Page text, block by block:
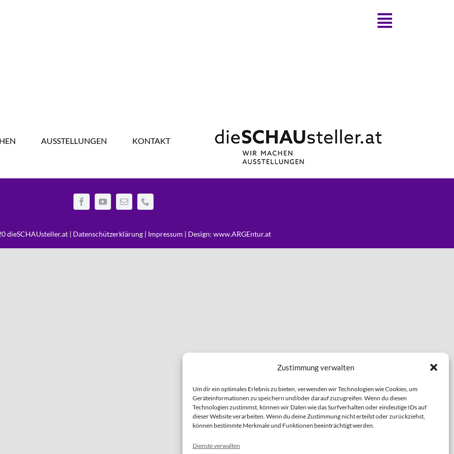
Zustimmung verwalten
Um dir ein optimales Erlebnis zu bieten, verwenden wir Technologien wie Cookies, um
Geräteinformationen zu speichern und/oder darauf zuzugreifen. Wenn du diesen
Technologien zustimmst, können wir Daten wie das Surfverhalten oder eindeutige IDs auf
dieser Website verarbeiten. Wenn du deine Zustimmung nicht erteilst oder zurückziehst,
können bestimmte Merkmale und Funktionen beeinträchtigt werden.
Dienste verwalten
AUSSTELLUNGEN KONTAKT
dieSCHAUsteller.at | Datenschützerklärung | Impressum | Design: www.ARGEntur.at